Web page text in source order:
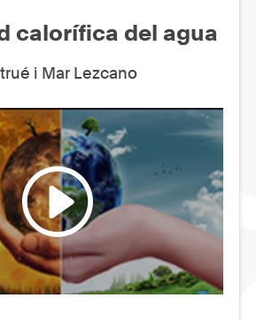
calorífica del agua
i Mar Lezcano